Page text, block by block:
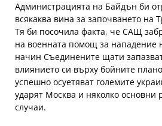
Администрацията на Байдън би
всякаква вина за започването на
Тя би посочила факта, че САЩ
на военната помощ за нападение
начин Съединените щати
влиянието си върху бойните
успешно осуетяват големите
ударят Москва и няколко основни
случаи.